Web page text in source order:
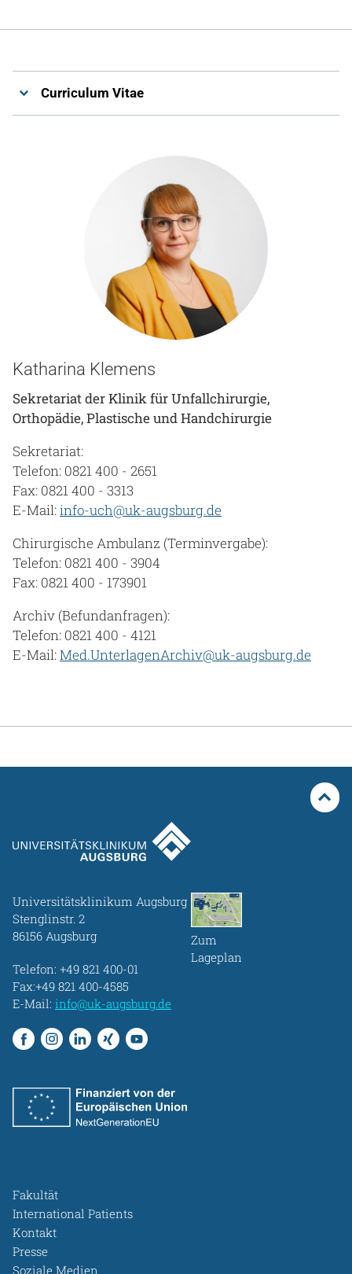
Curriculum Vitae
Katharina Klemens
Sekretariat der Klinik für Unfallchirurgie,
Orthopädie, Plastische und Handchirurgie
Sekretariat:
Telefon: 0821 400 - 2651
Fax: 0821 400 - 3313
E-Mail:info-uch@uk-augsburg.de
Chirurgische Ambulanz (Terminvergabe):
Telefon: 0821 400 - 3904
Fax: 0821 400 - 173901
Archiv (Befundanfragen):
Telefon: 0821 400 - 4121
E-Mail:Med.UnterlagenArchiv@uk-augsburg.de
Universitätsklinikum Augsburg
Stenglinstr. 2
86156 Augsburg
Telefon: +49 821 400-01
Fax:+49 821 400-4585
E-Mail: info@uk-augsburg.de
Zum
Lageplan
Fakultät
International Patients
Kontakt
Presse
Soziale Medien